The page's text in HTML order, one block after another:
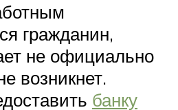
гражданин,
не официально
возникнет.
банку